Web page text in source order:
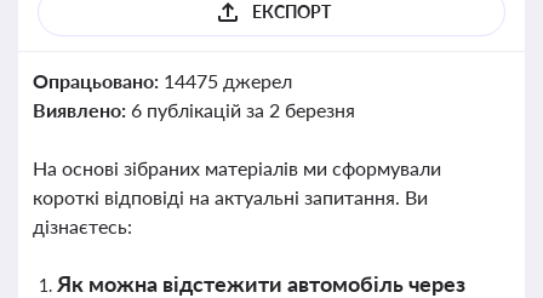
ЕКСПОРТ
Опрацьовано: 14475 джерел
Виявлено: 6 публікацій за 2 березня
На основі зібраних матеріалів ми сформували
короткі відповіді на актуальні запитання. Ви
дізнаєтесь:
Як можна відстежити автомобіль через